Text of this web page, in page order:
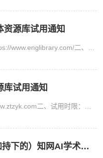
资源库试用通知
库试用通知
（DeepSeek加持下的）知网AI学术研究助手试用通知